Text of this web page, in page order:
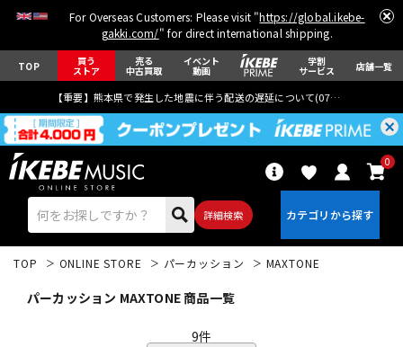
For Overseas Customers: Please visit "https://global.ikebe-
gakki.com/" for direct international shipping.
TOP 買う
ストア
売る
中古買取
イベント
動画
学割
サービス 店舗一覧
【重要】熊本県で発生した地震に伴う配送の遅延について(07月29日
詳細検索
0
TOP ONLINE STORE パーカッション MAXTONE
パーカッション MAXTONE 商品一覧
9件